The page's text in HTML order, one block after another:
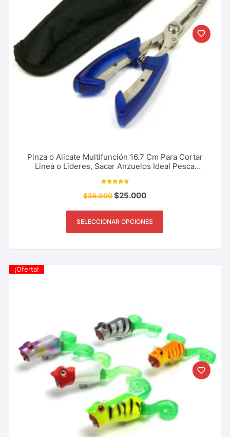
Pinza o Alicate Multifunción 16.7 Cm Para Cortar
Linea o Lideres, Sacar Anzuelos Ideal Pesca
10.00
de 5
$35.000$25.000
SELECCIONAR OPCIONES
¡Oferta!